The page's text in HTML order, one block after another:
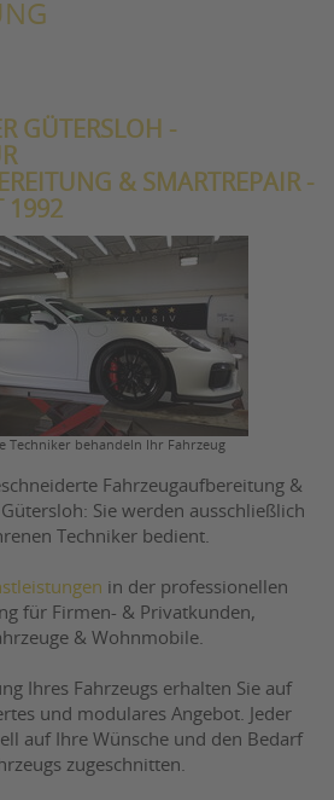
GÜTERSLOH -
& SMARTREPAIR -
1992
Techniker behandeln Ihr Fahrzeug
Fahrzeugaufbereitung &
Sie werden ausschließlich
Techniker bedient.
in der professionellen
für Firmen- & Privatkunden,
& Wohnmobile.
Ihres Fahrzeugs erhalten Sie auf
und modulares Angebot. Jeder
auf Ihre Wünsche und den Bedarf
zugeschnitten.